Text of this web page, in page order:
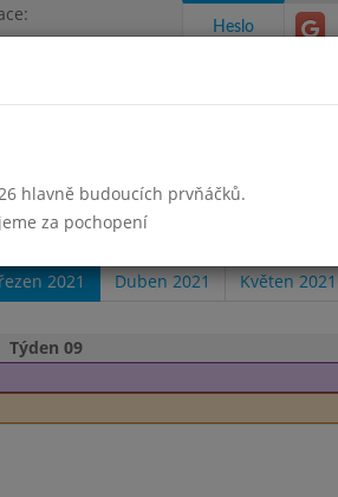
Heslo
2021 Duben 2021 Květen 2021
Týden 09
hlavně budoucích prvňáčků.
za pochopení